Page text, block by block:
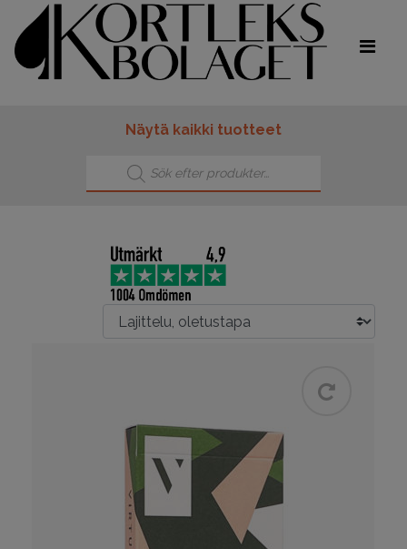
Näytä kaikki tuotteet
Products search